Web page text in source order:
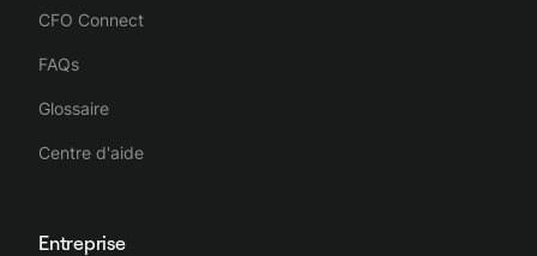
CFO Connect
FAQs
Glossaire
Centre d'aide
Entreprise